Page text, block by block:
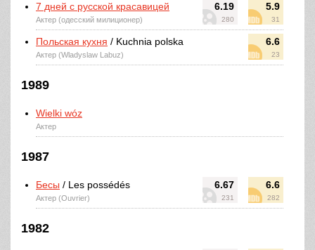
6.19
280
5.9
31
7 дней с русской красавицей
Актер (одесский милиционер)
6.6
23
Польская кухня / Kuchnia polska
Актер (Wladyslaw Labuz)
1989
Wielki wóz
Актер
1987
6.67
231
6.6
282
Бесы / Les possédés
Актер (Ouvrier)
1982